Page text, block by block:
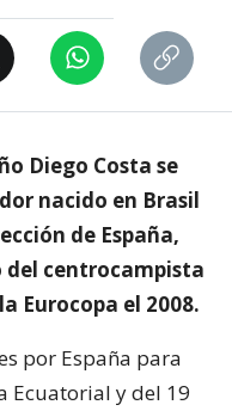
Diego Costa se
nacido en Brasil
de España,
del centrocampista
Eurocopa el 2008.
por España para
Ecuatorial y del 19